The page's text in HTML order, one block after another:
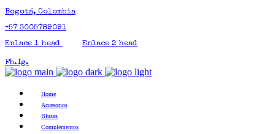
Bogotá, Colombia
+57 3005789091
Enlace 1 head
Enlace 2 head
Fb.Ig.
Home
Accesorios
Blusas
Complementos